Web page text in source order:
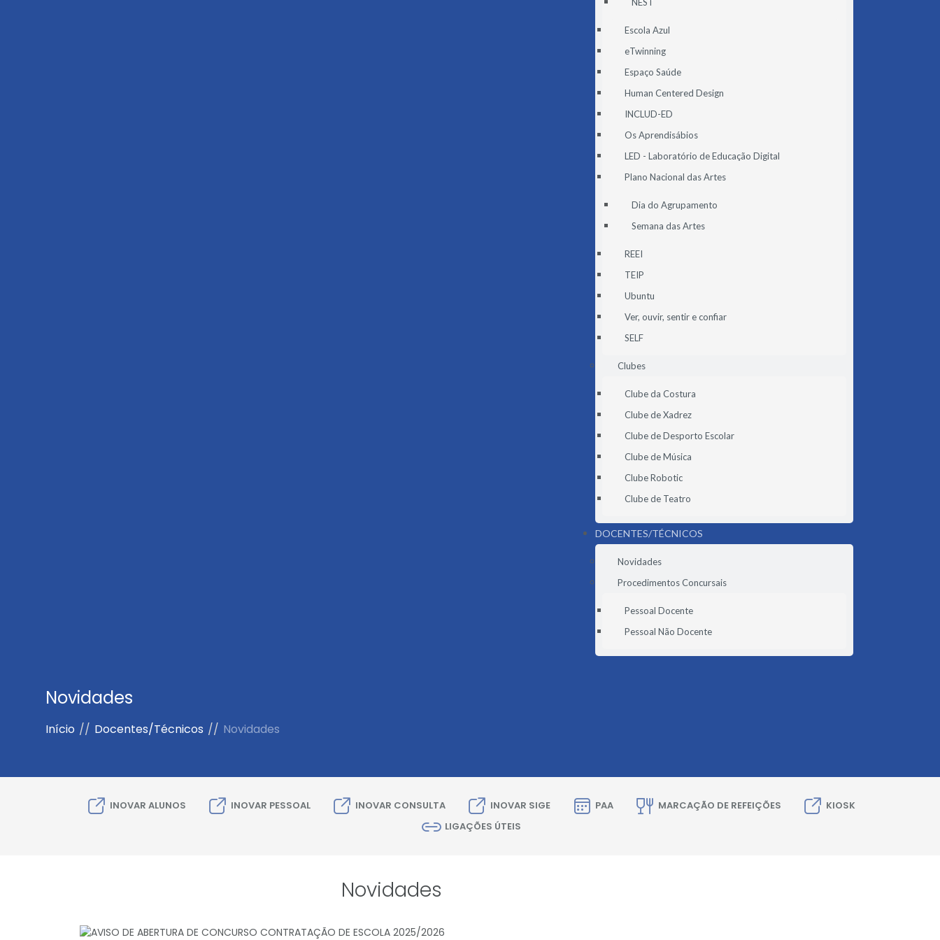
Escola Azul
eTwinning
Espaço Saúde
Human Centered Design
INCLUD-ED
Os Aprendisábios
LED - Laboratório de Educação Digital
Plano Nacional das Artes
Dia do Agrupamento
Semana das Artes
REEI
TEIP
Ubuntu
Ver, ouvir, sentir e confiar
SELF
Clubes
Clube da Costura
Clube de Xadrez
Clube de Desporto Escolar
Clube de Música
Clube Robotic
Clube de Teatro
DOCENTES/TÉCNICOS
Novidades
Procedimentos Concursais
Pessoal Docente
Pessoal Não Docente
Novidades
Início // Docentes/Técnicos // Novidades
INOVAR ALUNOS INOVAR PESSOAL INOVAR CONSULTA INOVAR SIGE PAA MARCAÇÃO DE REFEIÇÕES
KIOSK
LIGAÇÕES ÚTEIS
Novidades